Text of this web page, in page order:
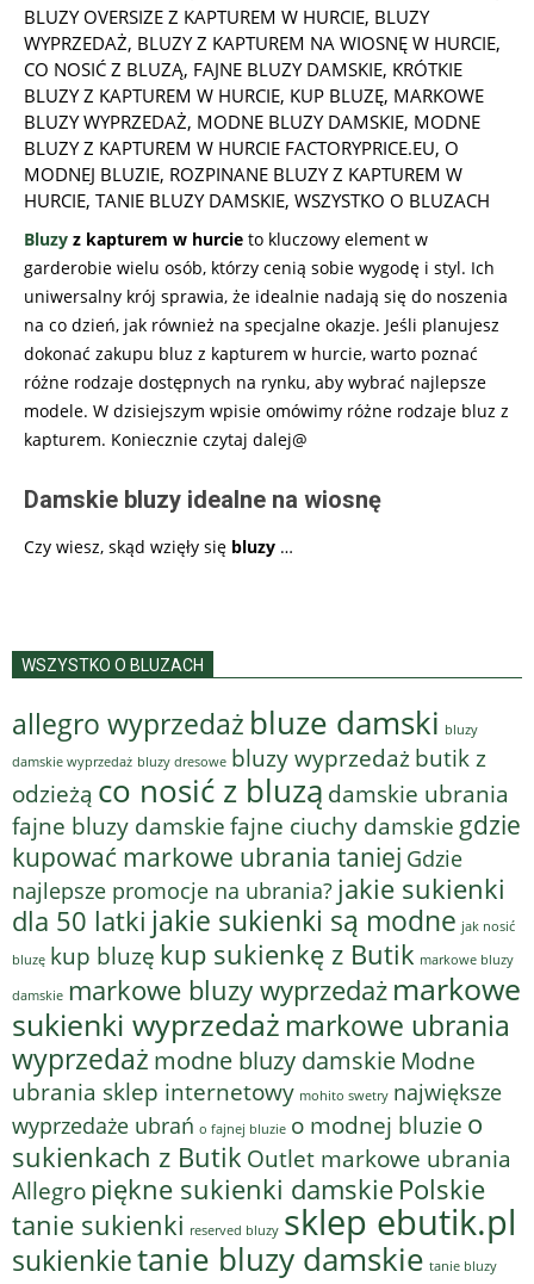
03-
26
BLUZY OVERSIZE Z KAPTUREM W HURCIE, BLUZY
WYPRZEDAŻ, BLUZY Z KAPTUREM NA WIOSNĘ W HURCIE,
CO NOSIĆ Z BLUZĄ, FAJNE BLUZY DAMSKIE, KRÓTKIE
BLUZY Z KAPTUREM W HURCIE, KUP BLUZĘ, MARKOWE
BLUZY WYPRZEDAŻ, MODNE BLUZY DAMSKIE, MODNE
BLUZY Z KAPTUREM W HURCIE FACTORYPRICE.EU, O
MODNEJ BLUZIE, ROZPINANE BLUZY Z KAPTUREM W
HURCIE, TANIE BLUZY DAMSKIE, WSZYSTKO O BLUZACH
Bluzy z kapturem w hurcie to kluczowy element w
garderobie wielu osób, którzy cenią sobie wygodę i styl. Ich
uniwersalny krój sprawia, że idealnie nadają się do noszenia
na co dzień, jak również na specjalne okazje. Jeśli planujesz
dokonać zakupu bluz z kapturem w hurcie, warto poznać
różne rodzaje dostępnych na rynku, aby wybrać najlepsze
modele. W dzisiejszym wpisie omówimy różne rodzaje bluz z
kapturem. Koniecznie czytaj dalej@
Damskie bluzy idealne na wiosnę
Czy wiesz, skąd wzięły się bluzy …
WSZYSTKO O BLUZACH
allegro wyprzedaż bluze damski bluzy
damskie wyprzedaż bluzy dresowe bluzy wyprzedaż butik z
odzieżą co nosić z bluzą damskie ubrania
fajne bluzy damskiefajne ciuchy damskie gdzie
kupować markowe ubrania taniej Gdzie
najlepsze promocje na ubrania? jakie sukienki
dla 50 latki jakie sukienki są modne jak nosić
bluzę kup bluzę kup sukienkę z Butik markowe bluzy
damskie markowe bluzy wyprzedaż markowe
sukienki wyprzedaż markowe ubrania
wyprzedaż modne bluzy damskie Modne
ubrania sklep internetowy mohito swetry największe
wyprzedaże ubrań o fajnej bluzie o modnej bluzie o
sukienkach z Butik Outlet markowe ubrania
Allegropiękne sukienki damskie Polskie
tanie sukienki reserved bluzy sklep ebutik.pl
sukienkietanie bluzy damskie tanie bluzy